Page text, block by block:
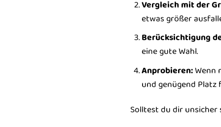
Vergleich mit der
etwas größer
Berücksichtigung
eine gute Wahl.
Anprobieren:Wenn
und genügend
Solltest du dir unsicher